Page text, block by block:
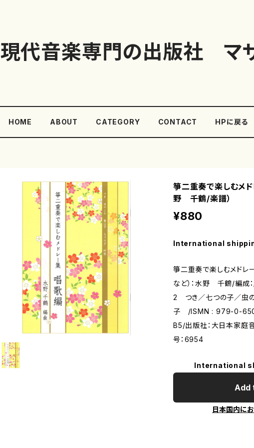
現代音楽専門の出版社 マ
HOME ABOUT CATEGORY CONTACT HPに戻る
箏二重奏で楽しむメ
野 千鶴/楽譜）
¥880
International
箏二重奏で楽しむメド
など）：水野 千鶴/編成
2 つき／七つの子／虫
子 /ISMN : 979-0-
B5/出版社：大日本家庭
号：6954
International
Add
日本国内に